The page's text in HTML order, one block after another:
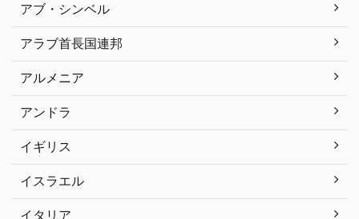
アブ・シンベル
アラブ首長国連邦
アルメニア
アンドラ
イギリス
イスラエル
イタリア